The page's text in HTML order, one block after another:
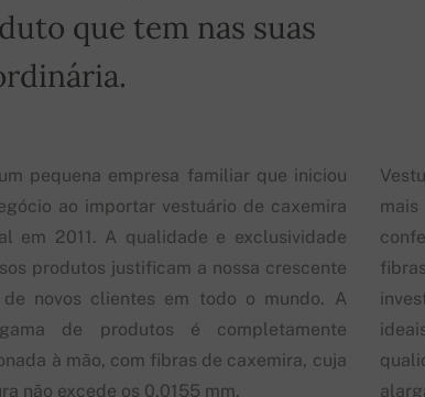
que tem nas suas
pequena empresa familiar que iniciou
ao importar vestuário de caxemira
em 2011. A qualidade e exclusividade
produtos justificam a nossa crescente
de novos clientes em todo o mundo. A
de produtos é completamente
à mão, com fibras de caxemira, cuja
não excede os 0.0155 mm.